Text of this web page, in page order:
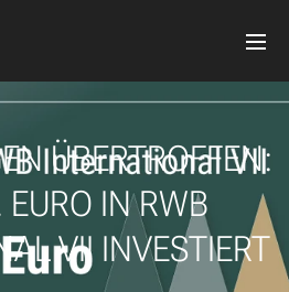
ÜBERTROFFEN:
IN RWB
VII INVESTIERT